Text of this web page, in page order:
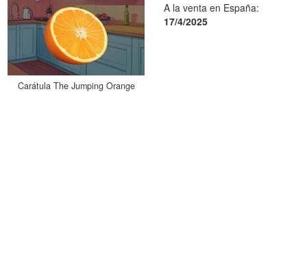
Carátula The Jumping Orange
A la venta en España:
17/4/2025